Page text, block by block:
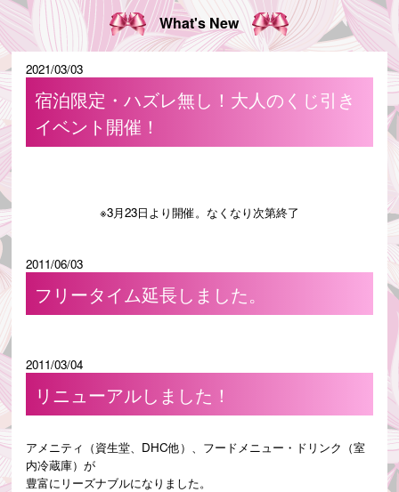
What's New
2021/03/03
宿泊限定・ハズレ無し！大人のくじ引き
イベント開催！
※3月23日より開催。なくなり次第終了
2011/06/03
フリータイム延長しました。
2011/03/04
リニューアルしました！
アメニティ（資生堂、DHC他）、フードメニュー・ドリンク（室
内冷蔵庫）が
豊富にリーズナブルになりました。